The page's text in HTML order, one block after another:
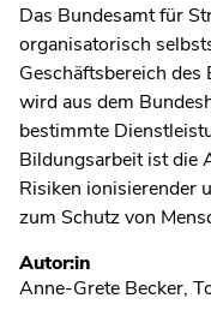
Das Bundesamt für
organisatorisch
Geschäftsbereich
wird aus dem
bestimmte
Bildungsarbeit ist die
Risiken ionisierender
zum Schutz von
Metadaten
Autor:in
Anne-Grete Becker,